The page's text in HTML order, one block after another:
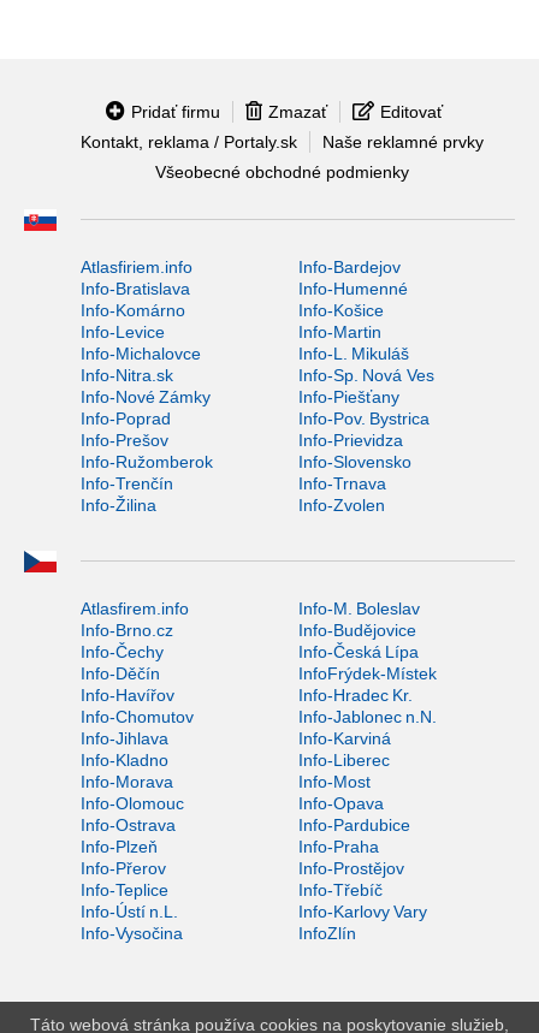
Pridať firmu Zmazať
Editovať
Kontakt, reklama / Portaly.sk
Naše reklamné prvky
Všeobecné obchodné podmienky
Atlasfiriem.info
Info-Bardejov
Info-Bratislava
Info-Humenné
Info-Komárno
Info-Košice
Info-Levice
Info-Martin
Info-Michalovce
Info-L. Mikuláš
Info-Nitra.sk
Info-Sp. Nová Ves
Info-Nové Zámky
Info-Piešťany
Info-Poprad
Info-Pov. Bystrica
Info-Prešov
Info-Prievidza
Info-Ružomberok
Info-Slovensko
Info-Trenčín
Info-Trnava
Info-Žilina
Info-Zvolen
Atlasfirem.info
Info-M. Boleslav
Info-Brno.cz
Info-Budějovice
Info-Čechy
Info-Česká Lípa
Info-Děčín
InfoFrýdek-Místek
Info-Havířov
Info-Hradec Kr.
Info-Chomutov
Info-Jablonec n.N.
Info-Jihlava
Info-Karviná
Info-Kladno
Info-Liberec
Info-Morava
Info-Most
Info-Olomouc
Info-Opava
Info-Ostrava
Info-Pardubice
Info-Plzeň
Info-Praha
Info-Přerov
Info-Prostějov
Info-Teplice
Info-Třebíč
Info-Ústí n.L.
Info-Karlovy Vary
Info-Vysočina
InfoZlín
Táto webová stránka používa cookies na poskytovanie služieb,